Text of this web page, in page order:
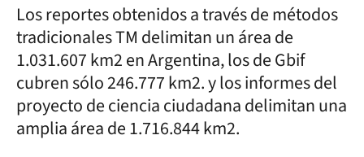
Los reportes obtenidos a través de métodos
tradicionales TM delimitan un área de
1.031.607 km2 en Argentina, los de Gbif
cubren sólo 246.777 km2. y los informes del
proyecto de ciencia ciudadana delimitan una
amplia área de 1.716.844 km2.